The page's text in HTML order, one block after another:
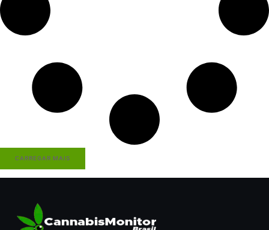
CARREGAR MAIS